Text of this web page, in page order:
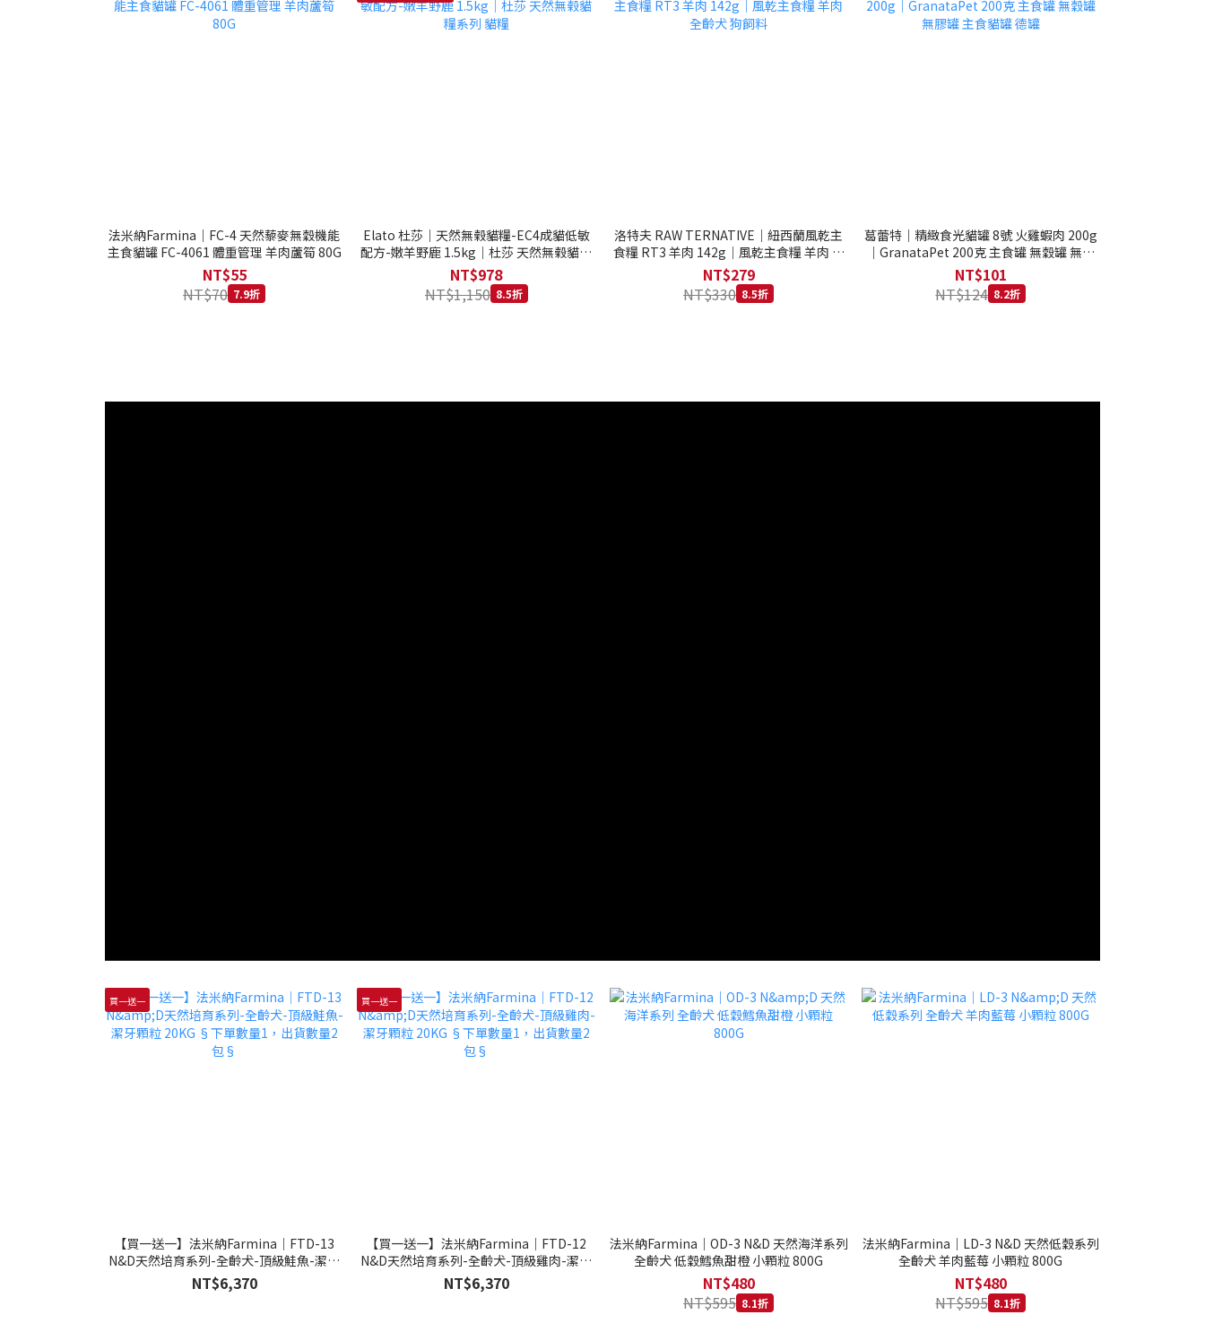
法米納Farmina｜FC-4 天然藜麥無穀機能
主食貓罐 FC-4061 體重管理 羊肉蘆筍 80G
NT$55
NT$70 7.9折
Elato 杜莎｜天然無榖貓糧-EC4成貓低敏
配方-嫩羊野鹿 1.5kg｜杜莎 天然無榖貓糧
系列 貓糧
NT$978
NT$1,150 8.5折
洛特夫 RAW TERNATIVE｜紐西蘭風乾主
食糧 RT3 羊肉 142g｜風乾主食糧 羊肉 全
齡犬 狗飼料
NT$279
NT$330 8.5折
葛蕾特｜精緻食光貓罐 8號 火雞蝦肉 200g
｜GranataPet 200克 主食罐 無穀罐 無膠
罐 主食貓罐 德罐
NT$101
NT$124 8.2折
買一送一
【買一送一】法米納Farmina｜FTD-13
N&D天然培育系列-全齡犬-頂級鮭魚-潔牙
顆粒 20KG §下單數量1，出貨數量2包§
NT$6,370
買一送一
【買一送一】法米納Farmina｜FTD-12
N&D天然培育系列-全齡犬-頂級雞肉-潔牙
顆粒 20KG §下單數量1，出貨數量2包§
NT$6,370
法米納Farmina｜OD-3 N&D 天然海洋系列
全齡犬 低穀鱈魚甜橙 小顆粒 800G
NT$480
NT$595 8.1折
法米納Farmina｜LD-3 N&D 天然低穀系列
全齡犬 羊肉藍莓 小顆粒 800G
NT$480
NT$595 8.1折